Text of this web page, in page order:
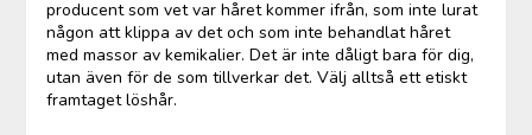
producent som vet var håret kommer ifrån, som inte lurat
någon att klippa av det och som inte behandlat håret
med massor av kemikalier. Det är inte dåligt bara för dig,
utan även för de som tillverkar det. Välj alltså ett etiskt
framtaget löshår.